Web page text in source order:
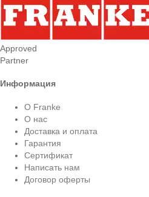
Approved
Partner
Информация
О Franke
О нас
Доставка и оплата
Гарантия
Сертификат
Написать нам
Договор оферты